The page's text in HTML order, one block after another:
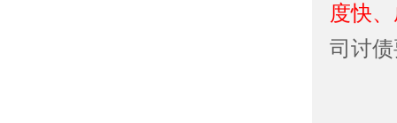
度快
司讨